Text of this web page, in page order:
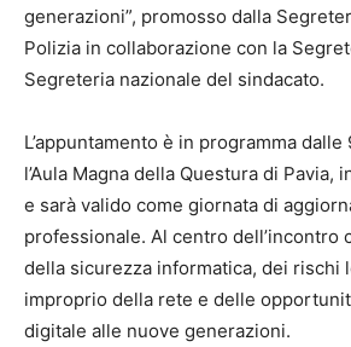
generazioni”, promosso dalla
Polizia in collaborazione con la
Segreteria nazionale del sindacato.
L’appuntamento è in programma
l’Aula Magna della Questura di Pavia,
e sarà valido come giornata di
professionale. Al centro dell’incontro
della sicurezza informatica, dei rischi
improprio della rete e delle
digitale alle nuove generazioni.